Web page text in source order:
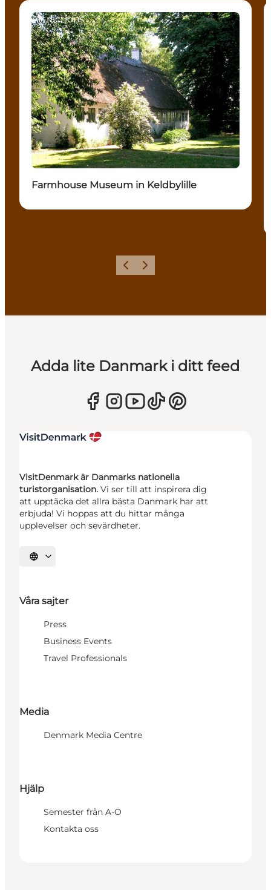
Attractions
Farmhouse Museum in Keldbylille
Föregående
Nästa
Adda lite Danmark i ditt feed
VisitDenmark är Danmarks nationella
turistorganisation. Vi ser till att inspirera dig
att upptäcka det allra bästa Danmark har att
erbjuda! Vi hoppas att du hittar många
upplevelser och sevärdheter.
Välj språk
Våra sajter
Press
Business Events
Travel Professionals
Media
Denmark Media Centre
Hjälp
Semester från A-Ö
Kontakta oss